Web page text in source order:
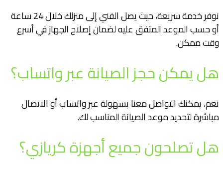
نوفر خدمة سريعة، حيث يصل الفني إلى منزلك خلال 24 ساعة
أو حسب الموعد المتفق عليه لضمان إصلاح الجهاز في أسرع
وقت ممكن.
هل يمكن حجز الصيانة عبر واتساب؟
نعم، يمكنك التواصل معنا بسهولة عبر واتساب أو الاتصال
مباشرة لتحديد موعد الصيانة المناسب لك.
هل تصلحون جميع أجهزة كريازي؟